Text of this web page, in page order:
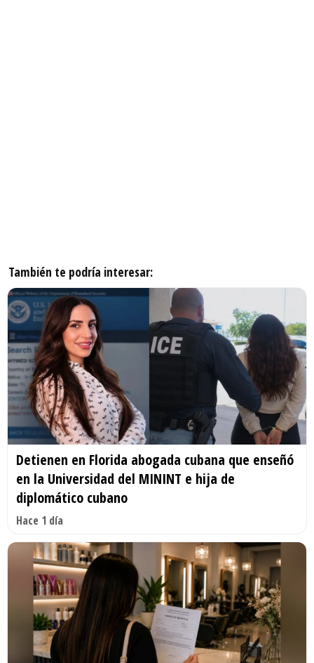
También te podría interesar:
Detienen en Florida abogada cubana que enseñó
en la Universidad del MININT e hija de
diplomático cubano
Hace 1 día